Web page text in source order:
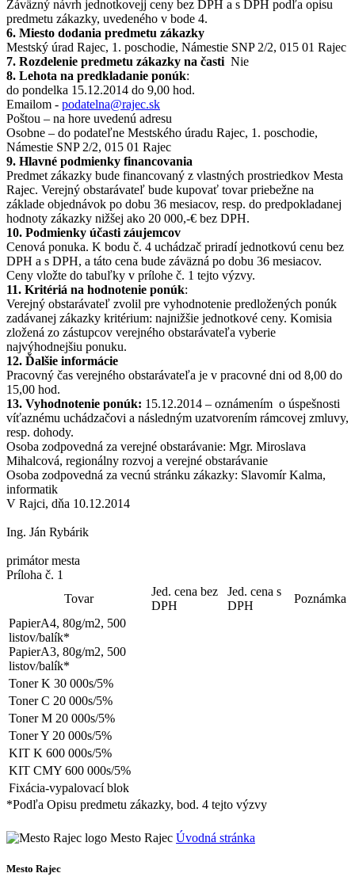
Záväzný návrh jednotkovejj ceny bez DPH a s DPH podľa opisu
predmetu zákazky, uvedeného v bode 4.
6. Miesto dodania predmetu zákazky
Mestský úrad Rajec, 1. poschodie, Námestie SNP 2/2, 015 01 Rajec
7. Rozdelenie predmetu zákazky na časti Nie
8. Lehota na predkladanie ponúk:
do pondelka 15.12.2014 do 9,00 hod.
Emailom - podatelna@rajec.sk
Poštou – na hore uvedenú adresu
Osobne – do podateľne Mestského úradu Rajec, 1. poschodie,
Námestie SNP 2/2, 015 01 Rajec
9. Hlavné podmienky financovania
Predmet zákazky bude financovaný z vlastných prostriedkov Mesta
Rajec. Verejný obstarávateľ bude kupovať tovar priebežne na
základe objednávok po dobu 36 mesiacov, resp. do predpokladanej
hodnoty zákazky nižšej ako 20 000,-€ bez DPH.
10. Podmienky účasti záujemcov
Cenová ponuka. K bodu č. 4 uchádzač priradí jednotkovú cenu bez
DPH a s DPH, a táto cena bude záväzná po dobu 36 mesiacov.
Ceny vložte do tabuľky v prílohe č. 1 tejto výzvy.
11. Kritériá na hodnotenie ponúk:
Verejný obstarávateľ zvolil pre vyhodnotenie predložených ponúk
zadávanej zákazky kritérium: najnižšie jednotkové ceny. Komisia
zložená zo zástupcov verejného obstarávateľa vyberie
najvýhodnejšiu ponuku.
12. Ďalšie informácie
Pracovný čas verejného obstarávateľa je v pracovné dni od 8,00 do
15,00 hod.
13. Vyhodnotenie ponúk: 15.12.2014 – oznámením o úspešnosti
víťaznému uchádzačovi a následným uzatvorením rámcovej zmluvy,
resp. dohody.
Osoba zodpovedná za verejné obstarávanie: Mgr. Miroslava
Mihalcová, regionálny rozvoj a verejné obstarávanie
Osoba zodpovedná za vecnú stránku zákazky: Slavomír Kalma,
informatik
V Rajci, dňa 10.12.2014
Ing. Ján Rybárik
primátor mesta
Príloha č. 1
Tovar
Jed. cena bez
DPH
Jed. cena s
DPH
Poznámka
PapierA4, 80g/m2, 500
listov/balík*
PapierA3, 80g/m2, 500
listov/balík*
Toner K 30 000s/5%
Toner C 20 000s/5%
Toner M 20 000s/5%
Toner Y 20 000s/5%
KIT K 600 000s/5%
KIT CMY 600 000s/5%
Fixácia-vypalovací blok
*Podľa Opisu predmetu zákazky, bod. 4 tejto výzvy
Mesto Rajec Úvodná stránka
Mesto Rajec